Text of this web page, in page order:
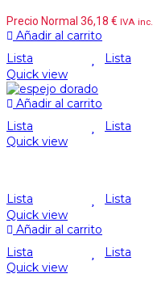
Precio Normal 36,18 € IVA inc.
Añadir al carrito
Lista
Lista
Quick view
Añadir al carrito
Lista
Lista
Quick view
Lista
Lista
Quick view
Añadir al carrito
Lista
Lista
Quick view